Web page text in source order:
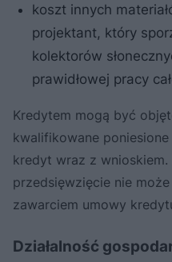
koszt innych
projektant, który
kolektorów
prawidłowej pracy
Kredytem mogą być
kwalifikowane
kredyt wraz z wnioskiem.
przedsięwzięcie nie
zawarciem umowy
Działalność